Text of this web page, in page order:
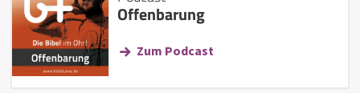
Offenbarung
Zum Podcast